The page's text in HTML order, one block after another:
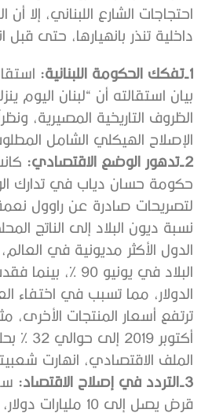
احتجاجات الشارع اللبناني، إلا
داخلية تنذر بانهيارها، حتى
1-تفكك الحكومة اللبنانية:
بيان استقالته أن “لبنان اليوم
الظروف التاريخية المصيرية،
الإصلاح الهيكلي الشامل
2-تدهور الوضع الاقتصادي:
حكومة حسان دياب في تدارك
الدول الأكثر مديونية في
الدولار، مما تسبب في اختفاء
الملف الاقتصادي، انهارت
3-التردد في إصلاح الاقتصاد:
قرض يصل إلى 10